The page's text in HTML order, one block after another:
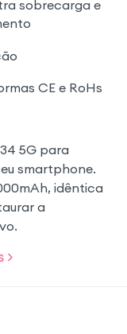
sobrecarga e
CE e RoHs
5G para
smartphone.
idêntica
a
>